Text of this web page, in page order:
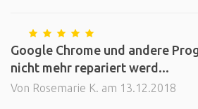
Google Chrome und andere
nicht mehr repariert werd...
Von Rosemarie K. am 13.12.2018